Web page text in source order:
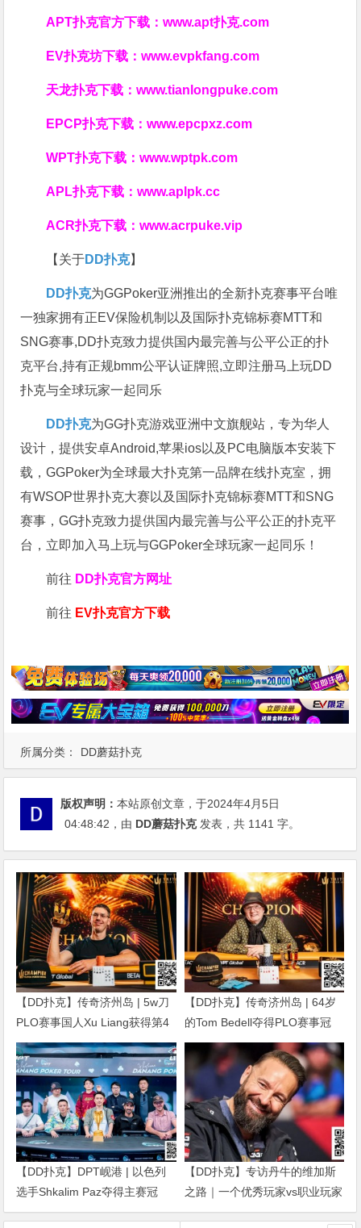
所属分类： DD蘑菇扑克
APT扑克官方下载：www.apt扑克.com
EV扑克坊下载：www.evpkfang.com
天龙扑克下载：www.tianlongpuke.com
EPCP扑克下载：www.epcpxz.com
WPT扑克下载：www.wptpk.com
APL扑克下载：www.aplpk.cc
ACR扑克下载：www.acrpuke.vip
【关于DD扑克】
DD扑克为GGPoker亚洲推出的全新扑克赛事平台唯
一独家拥有正EV保险机制以及国际扑克锦标赛MTT和
SNG赛事,DD扑克致力提供国内最完善与公平公正的扑
克平台,持有正规bmm公平认证牌照,立即注册马上玩DD
扑克与全球玩家一起同乐
DD扑克为GG扑克游戏亚洲中文旗舰站，专为华人
设计，提供安卓Android,苹果ios以及PC电脑版本安装下
载，GGPoker为全球最大扑克第一品牌在线扑克室，拥
有WSOP世界扑克大赛以及国际扑克锦标赛MTT和SNG
赛事，GG扑克致力提供国内最完善与公平公正的扑克平
台，立即加入马上玩与GGPoker全球玩家一起同乐！
前往 DD扑克官方网址
前往 EV扑克官方下载
版权声明：本站原创文章，于2024年4月5日
04:48:42 ，由 DD蘑菇扑克发表，共 1141 字。
【DD扑克】传奇济州岛 | 5w刀
PLO赛事国人Xu Liang获得第4
名，匈牙利Gergo Nagy夺冠
【DD扑克】传奇济州岛 | 64岁
的Tom Bedell夺得PLO赛事冠
军，国人Shi Ning Dan获亚军
【DD扑克】DPT岘港 | 以色列
选手Shkalim Paz夺得主赛冠
军，“小火炉” 卢梓杰斩获季军
【DD扑克】专访丹牛的维加斯
之路｜一个优秀玩家vs职业玩家
的「最大差距」是什么？